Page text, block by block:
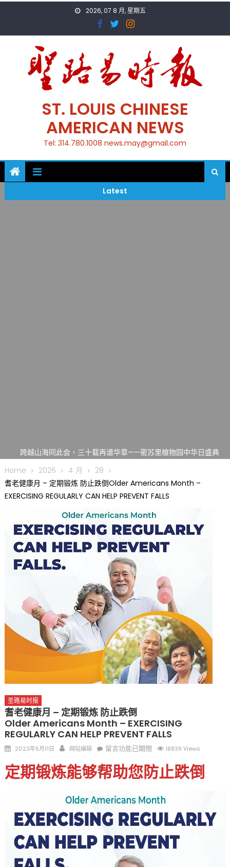
2026, 07 8 月, 星期五
ST. LOUIS CHINESE
AMERICAN NEWS
Tel: 314.780.1008 news.may@gmail.com
Latest
跨越山海同此会，三十载再谱华章——密苏里植物园中华日盛典
圆满举行
圣路易龙舟俱乐部5月16日龙舟体验日 邀请各界亲身体验划行乐
趣 + 水上竞速魅力
三十二载跨越时空的相逢
执掌密苏里植物园近四十年 致力推动全球植物多样性研究与中美
合作 Peter Raven 博士逝世 享年89岁
一晃三十年，初夏又相逢。中华日，等你来赴约 —— 密苏里植物
园“中华日三十周年特别报道（五）
筝声与琴韵交汇：刘励(Li Statler)与钢琴家Darek演绎一场古筝
Home 2026 4 月
28
耆老健康月 – 定期锻炼 防止跌倒Older Americans Month –
EXERCISING REGULARLY CAN HELP PREVENT FALLS
圣路易时报
耆老健康月 – 定期锻炼 防止跌倒
Older Americans Month – EXERCISING
REGULARLY CAN HELP PREVENT FALLS
Posted
2023年5月11日 Author
网站编辑
在
老
健
月
–
期
留言功能已關閉 18839 Views
定期锻炼能够帮助您防止跌倒